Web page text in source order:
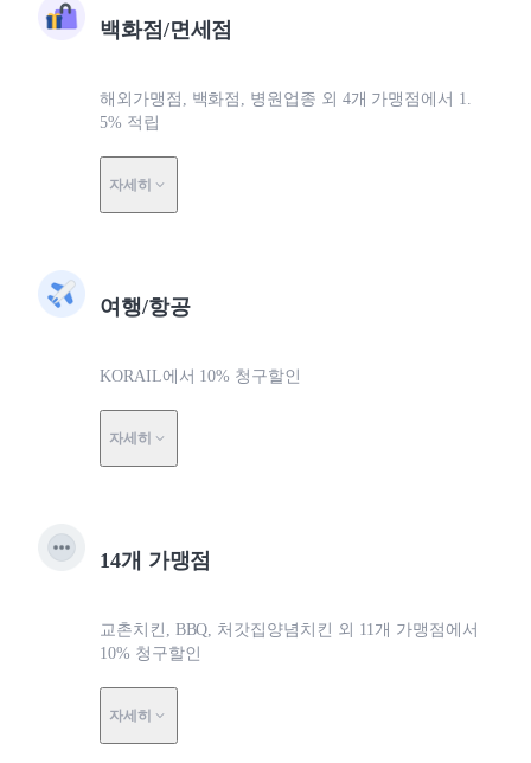
백화점/면세점
해외가맹점, 백화점, 병원업종 외 4개 가맹점에서 1.
5% 적립
자세히
여행/항공
KORAIL에서 10% 청구할인
자세히
14개 가맹점
교촌치킨, BBQ, 처갓집양념치킨 외 11개 가맹점에서
10% 청구할인
자세히